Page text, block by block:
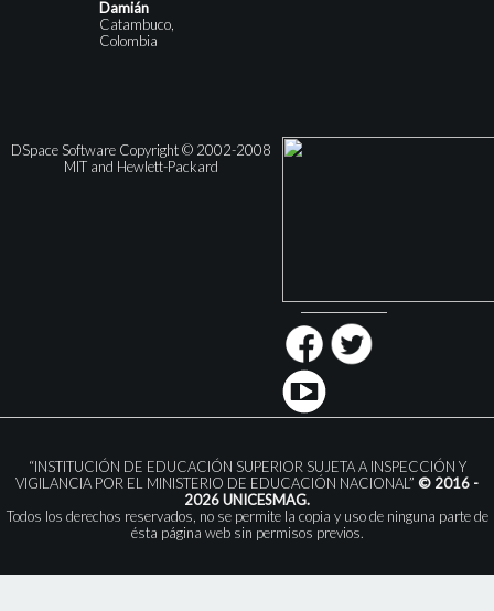
Damián
Catambuco,
Colombia
DSpace Software Copyright © 2002-2008
MIT and Hewlett-Packard
“INSTITUCIÓN DE EDUCACIÓN SUPERIOR SUJETA A INSPECCIÓN Y
VIGILANCIA POR EL MINISTERIO DE EDUCACIÓN NACIONAL” © 2016 -
2026 UNICESMAG.
Todos los derechos reservados, no se permite la copia y uso de ninguna parte de
ésta página web sin permisos previos.